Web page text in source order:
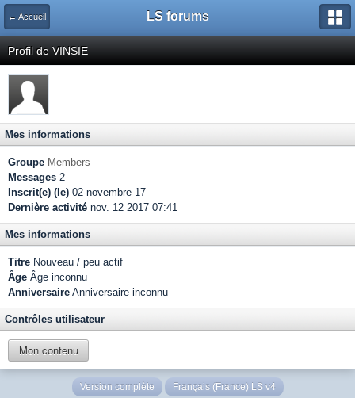
← Accueil LS forums
Profil de VINSIE
Mes informations
Groupe Members
Messages 2
Inscrit(e) (le) 02-novembre 17
Dernière activité nov. 12 2017 07:41
Mes informations
Titre Nouveau / peu actif
Âge Âge inconnu
Anniversaire Anniversaire inconnu
Contrôles utilisateur
Mon contenu
Version complète Français (France) LS v4